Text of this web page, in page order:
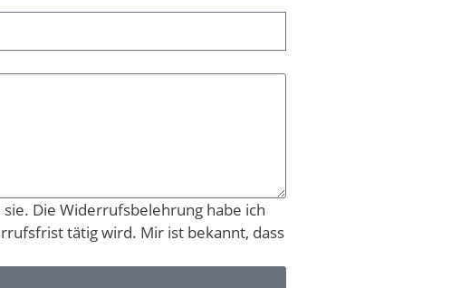
Die Widerrufsbelehrung habe ich
tätig wird. Mir ist bekannt, dass